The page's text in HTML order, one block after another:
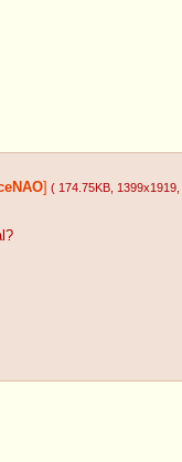
] ( 174.75KB , 1399x1919